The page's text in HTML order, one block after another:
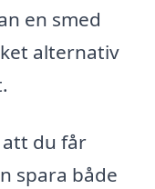
en smed
alternativ
du får
spara både